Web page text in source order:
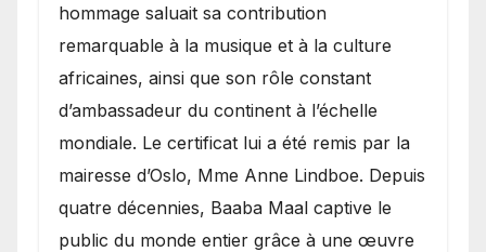
hommage saluait sa contribution
remarquable à la musique et à la culture
africaines, ainsi que son rôle constant
d’ambassadeur du continent à l’échelle
mondiale. Le certificat lui a été remis par la
mairesse d’Oslo, Mme Anne Lindboe. Depuis
quatre décennies, Baaba Maal captive le
public du monde entier grâce à une œuvre